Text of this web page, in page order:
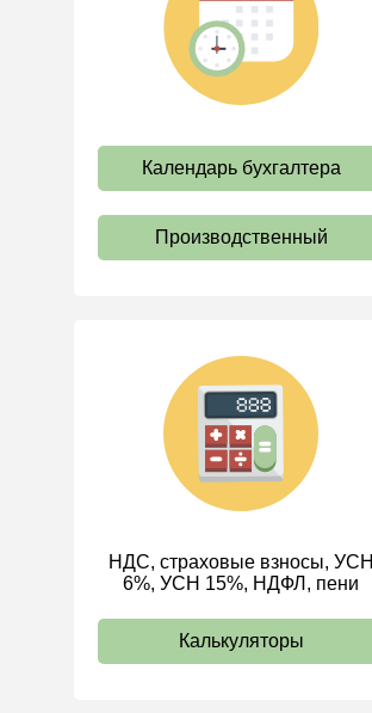
труда
Отпуск и время отдыха
Оплата труда
Ответственность и
взыскания
Пенсии
Трудовые книжки
Кадровые документы и
образцы
Персональные данные
ИП
Календарь бухгалтера
Производственный
НДС, страховые взносы, УСН
6%, УСН 15%, НДФЛ, пени
Калькуляторы